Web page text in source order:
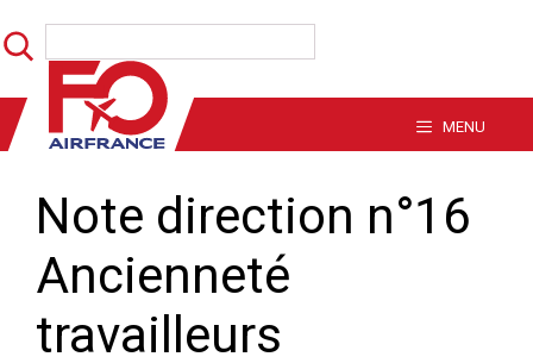
au
contenu
Rechercher
MENU
Note direction n°16
Ancienneté
travailleurs